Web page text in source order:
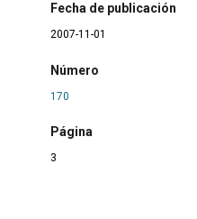
Fecha de publicación
2007-11-01
Número
170
Página
3